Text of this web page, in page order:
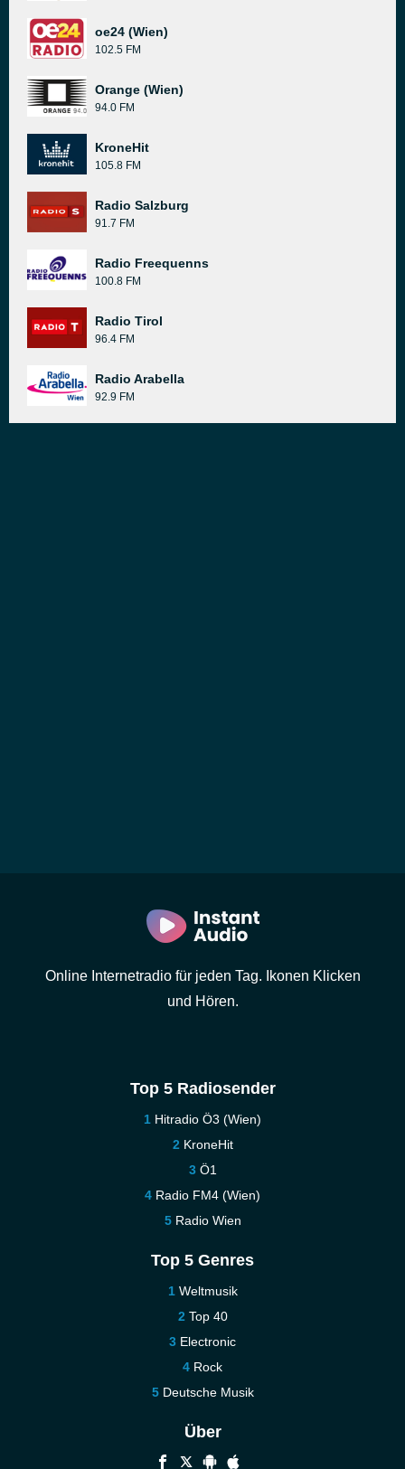
oe24 (Wien)
102.5 FM
Orange (Wien)
94.0 FM
KroneHit
105.8 FM
Radio Salzburg
91.7 FM
Radio Freequenns
100.8 FM
Radio Tirol
96.4 FM
Radio Arabella
92.9 FM
Online Internetradio für jeden Tag. Ikonen Klicken
und Hören.
Top 5 Radiosender
Hitradio Ö3 (Wien)
KroneHit
Ö1
Radio FM4 (Wien)
Radio Wien
Top 5 Genres
Weltmusik
Top 40
Electronic
Rock
Deutsche Musik
Über